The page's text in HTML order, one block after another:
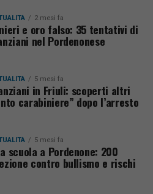
2 mesi fa
e oro falso: 35 tentativi di
nel Pordenonese
5 mesi fa
in Friuli: scoperti altri
carabiniere” dopo l’arresto
5 mesi fa
scuola a Pordenone: 200
contro bullismo e rischi